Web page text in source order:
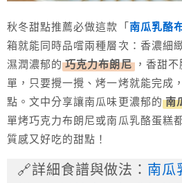
秋冬甜點推薦必做這款「 南瓜乳酪
箱就能同時品嚐兩種層次：香濃細
濕潤濃郁的 巧克力布朗尼 ，香甜不
單，只要攪一攪、烤一烤就能完成
點。文中分享讓南瓜味更濃郁的 南
單烤巧克力布朗尼或南瓜乳酪蛋糕
質感又好吃的甜點！
🔗詳細食譜與做法： 南瓜